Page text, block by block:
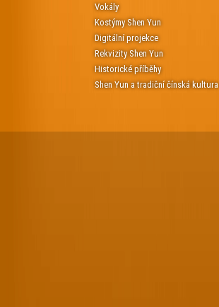
Vokály
Kostýmy Shen Yun
Digitální projekce
Rekvizity Shen Yun
Historické příběhy
Shen Yun a tradiční čínská kultura